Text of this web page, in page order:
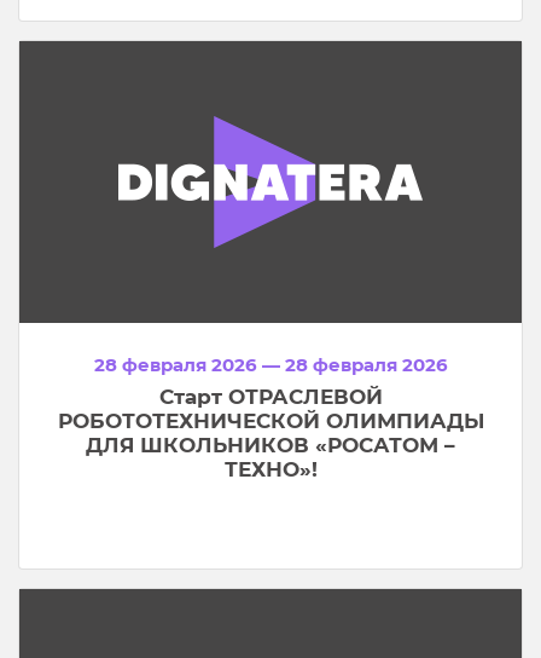
28 февраля 2026 — 28 февраля 2026
Старт ОТРАСЛЕВОЙ
РОБОТОТЕХНИЧЕСКОЙ ОЛИМПИАДЫ
ДЛЯ ШКОЛЬНИКОВ «РОСАТОМ –
ТЕХНО»!